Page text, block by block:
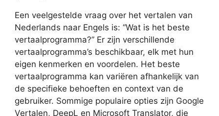
Een veelgestelde vraag over het vertalen van
Nederlands naar Engels is: “Wat is het beste
vertaalprogramma?” Er zijn verschillende
vertaalprogramma’s beschikbaar, elk met hun
eigen kenmerken en voordelen. Het beste
vertaalprogramma kan variëren afhankelijk van
de specifieke behoeften en context van de
gebruiker. Sommige populaire opties zijn Google
Vertalen, DeepL en Microsoft Translator, die